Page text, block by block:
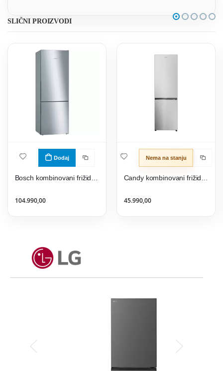
SLIČNI PROIZVODI
Dodaj
104.990,00
Nema na stanju
45.990,00